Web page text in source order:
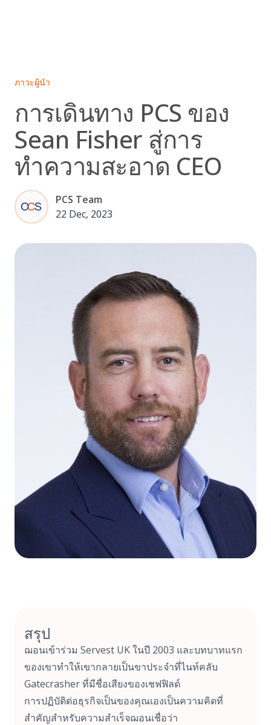
ภาวะผู้นำ
การเดินทาง PCS ของ
Sean Fisher สู่การ
ทำความสะอาด CEO
PCS Team
22 Dec, 2023
สรุป
ฌอนเข้าร่วม Servest UK ในปี 2003 และบทบาทแรก
ของเขาทําให้เขากลายเป็นขาประจําที่ไนท์คลับ
Gatecrasher ที่มีชื่อเสียงของเชฟฟิลด์
การปฏิบัติต่อธุรกิจเป็นของคุณเองเป็นความคิดที่
สําคัญสําหรับความสําเร็จฌอนเชื่อว่า